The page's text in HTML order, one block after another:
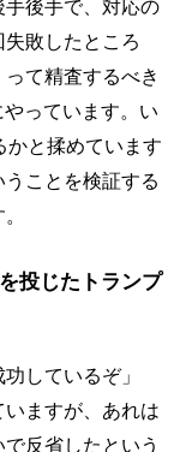
後手で、対応の
敗したところ
て精査するべき
っています。い
かと揉めています
ことを検証する
投じたトランプ
しているぞ」
いますが、あれは
反省したという